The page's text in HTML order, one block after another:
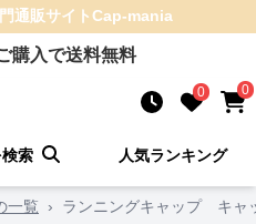
通販サイトCap-mania
購入で送料無料
0 0
索 人気ランキング
一覧 › ランニングキャップ キャ